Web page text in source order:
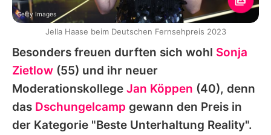
Besonders freuen durften sich wohl Sonja
Zietlow (55) und ihr neuer
Moderationskollege Jan Köppen (40), denn
das Dschungelcamp gewann den Preis in
der Kategorie "Beste Unterhaltung Reality".
Getty Images
Jella Haase beim Deutschen Fernsehpreis 2023